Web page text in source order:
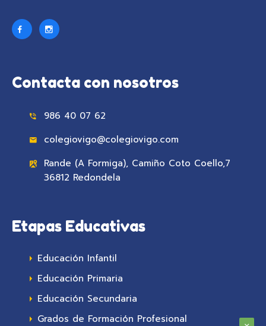
Contacta con nosotros
986 40 07 62
colegiovigo@colegiovigo.com
Rande (A Formiga), Camiño Coto Coello,7
36812 Redondela
Etapas Educativas
Educación Infantil
Educación Primaria
Educación Secundaria
Grados de Formación Profesional